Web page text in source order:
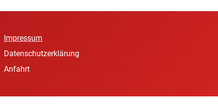
Impressum
Datenschutzerklärung
Anfahrt